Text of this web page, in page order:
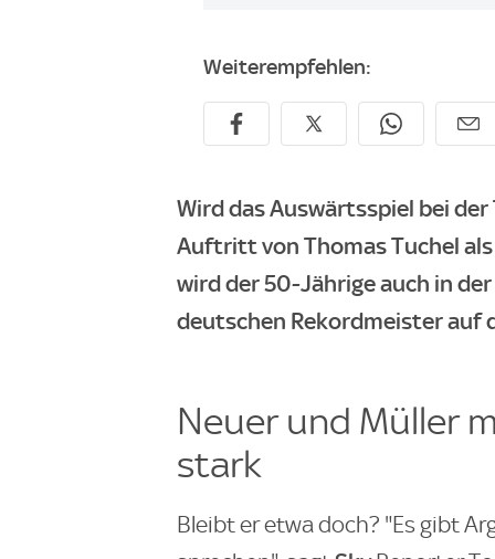
Weiterempfehlen:
Wird das Auswärtsspiel bei
Auftritt von Thomas Tuchel als
wird der 50-Jährige auch in
deutschen Rekordmeister auf
Neuer und Müller
stark
Bleibt er etwa doch? "Es gibt